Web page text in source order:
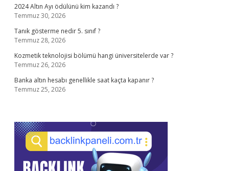
2024 Altın Ayı ödülünü kim kazandı ?
Temmuz 30, 2026
Tanık gösterme nedir 5. sınıf ?
Temmuz 28, 2026
Kozmetik teknolojisi bölümü hangi üniversitelerde var ?
Temmuz 26, 2026
Banka altın hesabı genellikle saat kaçta kapanır ?
Temmuz 25, 2026